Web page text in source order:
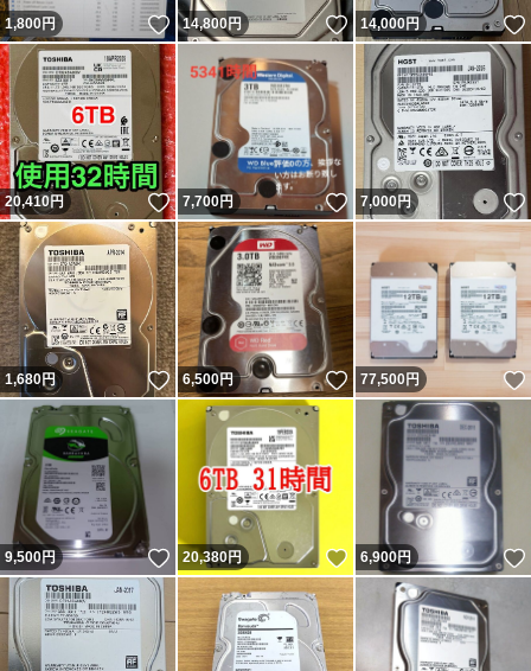
1,800円 いいね！
14,800円 いいね！
14,000円
20,410円 いいね！
7,700円 いいね！
7,000円
1,680円 いいね！
6,500円 いいね！
77,500円
9,500円 いいね！
20,380円 いいね！
6,900円